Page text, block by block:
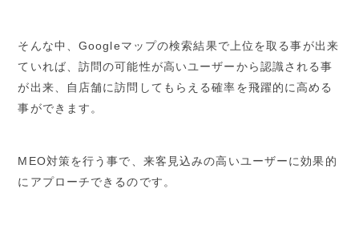
そんな中、Googleマップの検索結果で上位を取る事が出来
ていれば、訪問の可能性が高いユーザーから認識される事
が出来、自店舗に訪問してもらえる確率を飛躍的に高める
事ができます。
MEO対策を行う事で、来客見込みの高いユーザーに効果的
にアプローチできるのです。